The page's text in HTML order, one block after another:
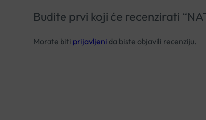
Budite prvi koji će recenzirati
Morate biti prijavljeni da biste objavili recenziju.